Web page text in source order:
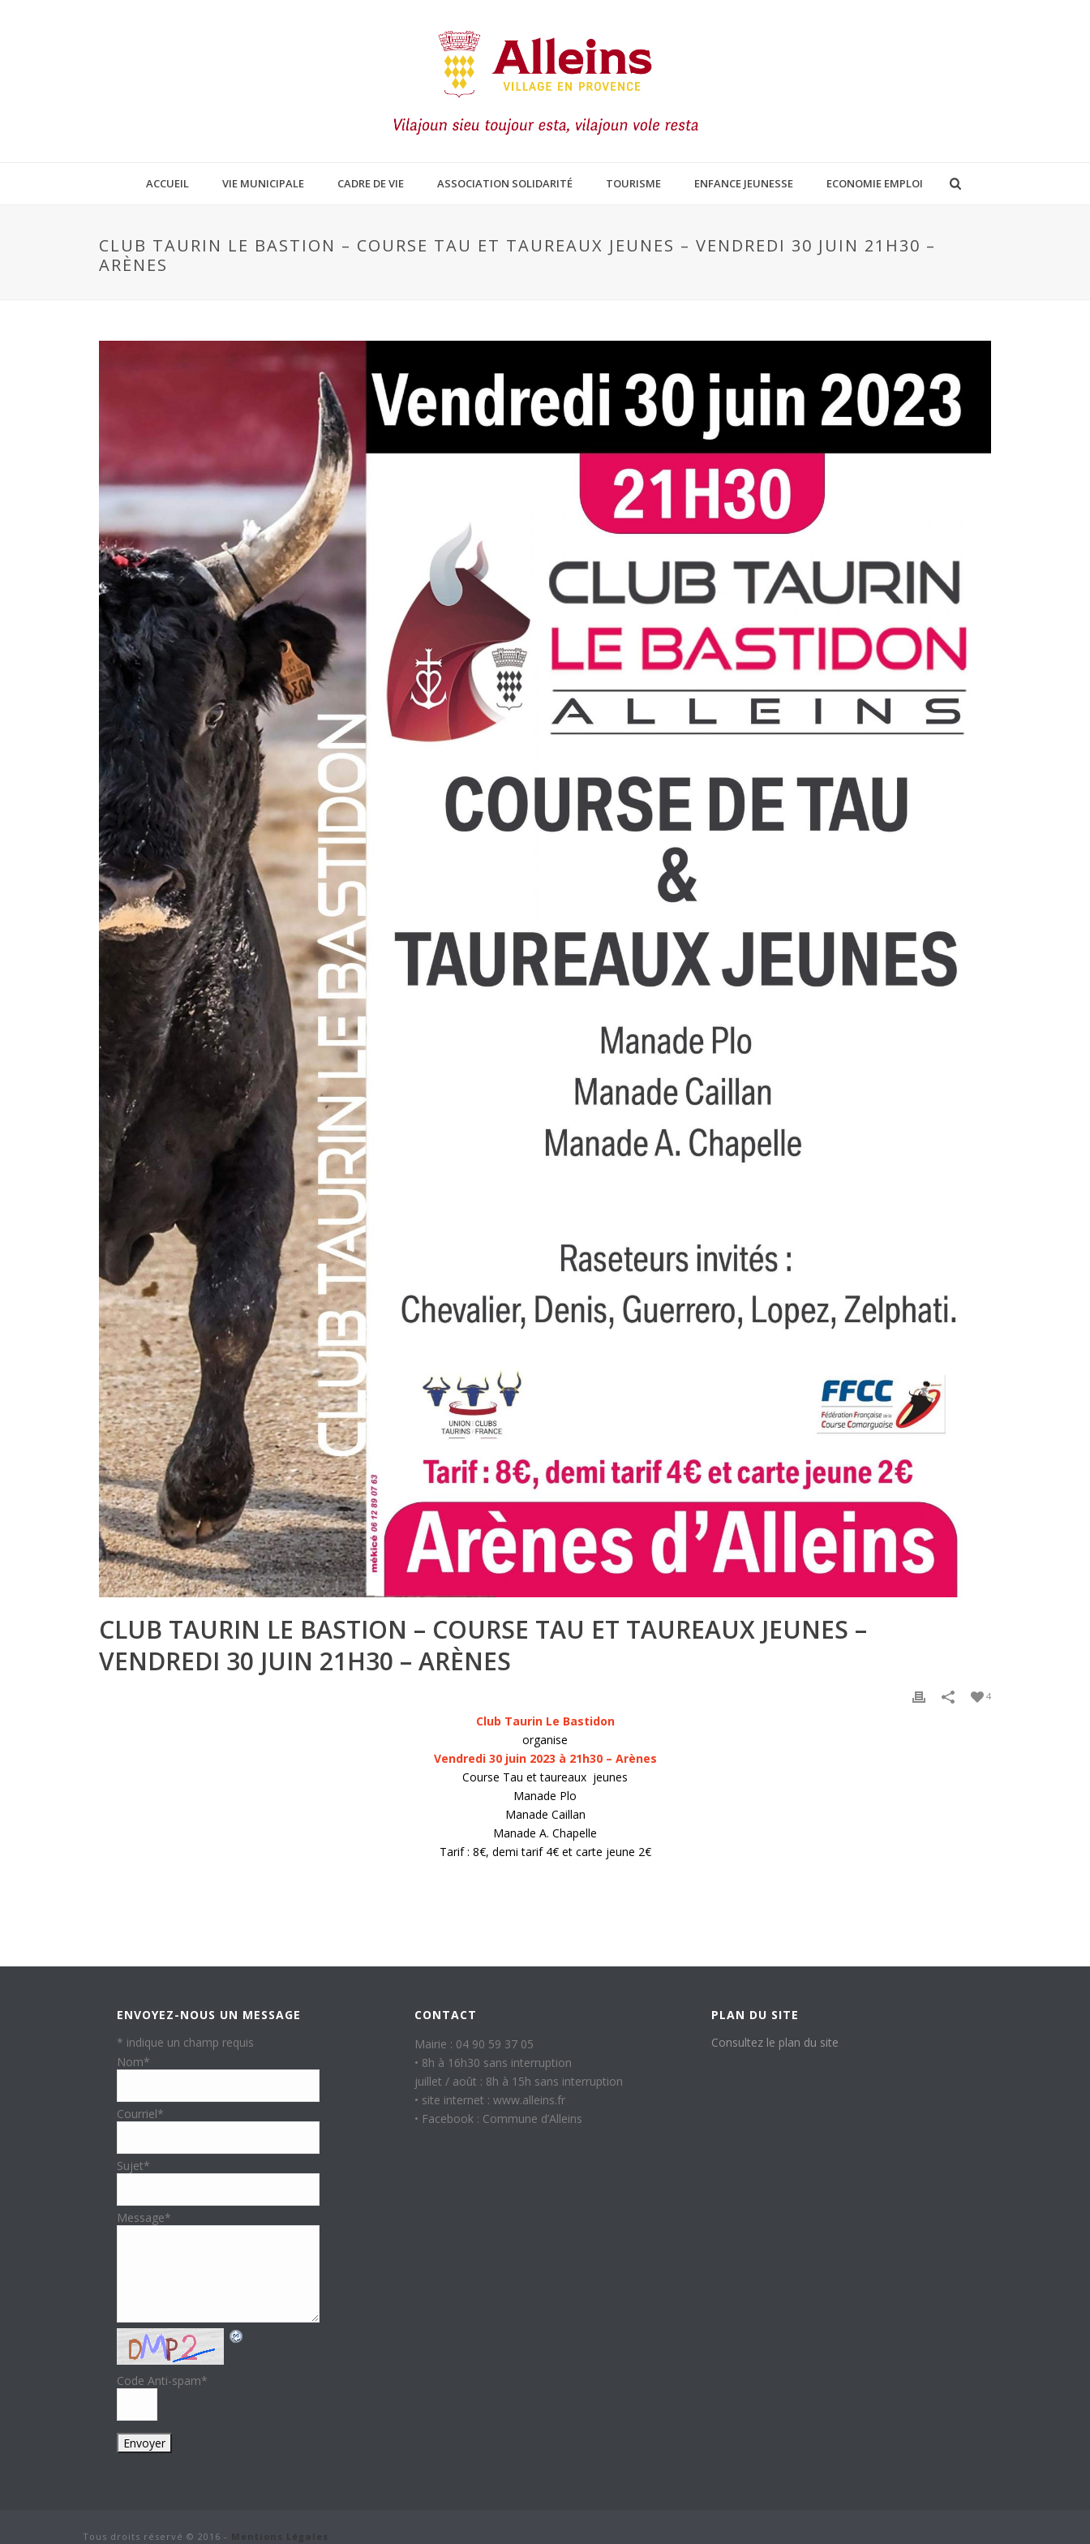
ACCUEIL VIE MUNICIPALE CADRE DE VIE ASSOCIATION SOLIDARITÉ TOURISME ENFANCE JEUNESSE ECONOMIE EMPLOI
CLUB TAURIN LE BASTION – COURSE TAU ET TAUREAUX JEUNES – VENDREDI 30 JUIN 21H30 –
ARÈNES
CLUB TAURIN LE BASTION – COURSE TAU ET TAUREAUX JEUNES –
VENDREDI 30 JUIN 21H30 – ARÈNES
4
Club Taurin Le Bastidon
organise
Vendredi 30 juin 2023 à 21h30 – Arènes
Course Tau et taureaux jeunes
Manade Plo
Manade Caillan
Manade A. Chapelle
Tarif : 8€, demi tarif 4€ et carte jeune 2€
ENVOYEZ-NOUS UN MESSAGE
* indique un champ requis
Nom*
Courriel*
Sujet*
Message*
Code Anti-spam*
CONTACT
Mairie : 04 90 59 37 05
• 8h à 16h30 sans interruption
juillet / août : 8h à 15h sans interruption
• site internet : www.alleins.fr
• Facebook : Commune d’Alleins
PLAN DU SITE
Consultez le plan du site
Tous droits réservé © 2016 - Mentions Légales